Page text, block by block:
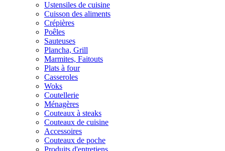
Ustensiles de cuisine
Cuisson des aliments
Crépières
Poêles
Sauteuses
Plancha, Grill
Marmites, Faitouts
Plats à four
Casseroles
Woks
Coutellerie
Ménagères
Couteaux à steaks
Couteaux de cuisine
Accessoires
Couteaux de poche
Produits d'entretiens